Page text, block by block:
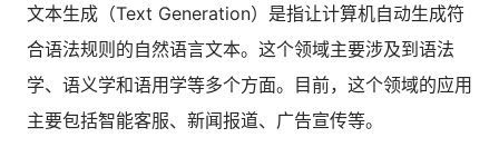
文本生成（Text Generation）是指让计算机自动生成符
合语法规则的自然语言文本。这个领域主要涉及到语法
学、语义学和语用学等多个方面。目前，这个领域的应用
主要包括智能客服、新闻报道、广告宣传等。